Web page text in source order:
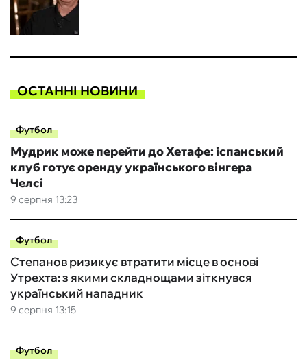
ОСТАННІ НОВИНИ
Футбол
9 серпня 13:23
Мудрик може перейти до Хетафе: іспанський
клуб готує оренду українського вінгера
Челсі
Футбол
9 серпня 13:15
Степанов ризикує втратити місце в основі
Утрехта: з якими складнощами зіткнувся
український нападник
Футбол